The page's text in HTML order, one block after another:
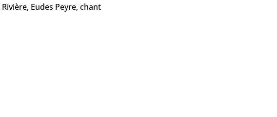
Eudes Peyre, chant